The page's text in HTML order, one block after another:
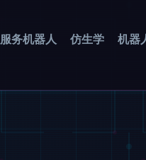
服务机器人 仿生学 机器